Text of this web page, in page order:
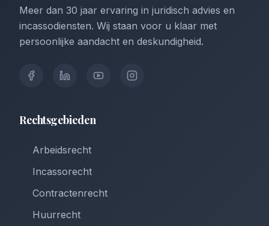
Meer dan 30 jaar ervaring in juridisch advies en
incassodiensten. Wij staan voor u klaar met
persoonlijke aandacht en deskundigheid.
Rechtsgebieden
Arbeidsrecht
Incassorecht
Contractenrecht
Huurrecht